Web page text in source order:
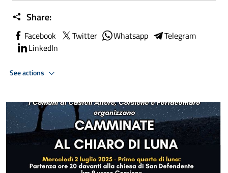
Share:
Facebook Twitter Whatsapp
Telegram
LinkedIn
See actions